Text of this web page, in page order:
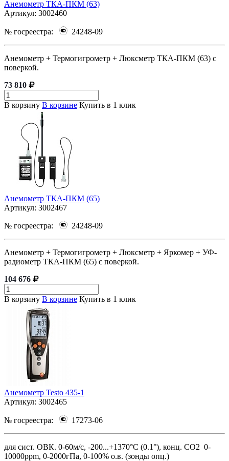
Анемометр ТКА-ПКМ (63)
Артикул: 3002460
№ госреестра: 24248-09
Анемометр + Термогигрометр + Люксметр ТКА-ПКМ (63) с
поверкой.
73 810
В корзину В корзине Купить в 1 клик
Анемометр ТКА-ПКМ (65)
Артикул: 3002467
№ госреестра: 24248-09
Анемометр + Термогигрометр + Люксметр + Яркомер + УФ-
радиометр ТКА-ПКМ (65) с поверкой.
104 676
В корзину В корзине Купить в 1 клик
Анемометр Testo 435-1
Артикул: 3002465
№ госреестра: 17273-06
для сист. ОВК. 0-60м/с, -200...+1370°C (0.1°), конц. СО2 0-
10000ppm, 0-2000гПа, 0-100% о.в. (зонды опц.)